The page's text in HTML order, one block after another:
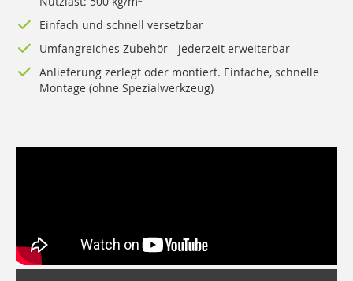
Einfach und schnell versetzbar
Umfangreiches Zubehör - jederzeit erweiterbar
Anlieferung zerlegt oder montiert. Einfache, schnelle
Montage (ohne Spezialwerkzeug)